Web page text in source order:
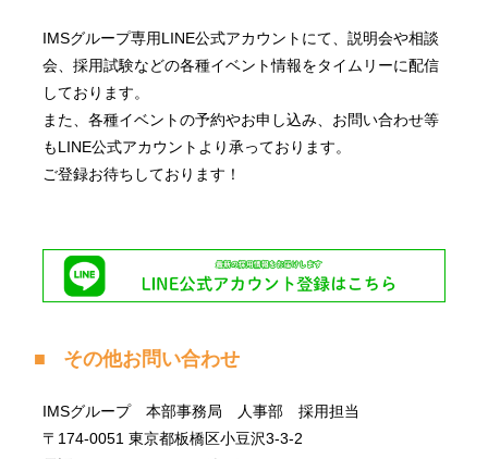
IMSグループ専用LINE公式アカウントにて、説明会や相談
会、採用試験などの各種イベント情報をタイムリーに配信
しております。
また、各種イベントの予約やお申し込み、お問い合わせ等
もLINE公式アカウントより承っております。
ご登録お待ちしております！
その他お問い合わせ
IMSグループ 本部事務局 人事部 採用担当
〒174-0051 東京都板橋区小豆沢3-3-2